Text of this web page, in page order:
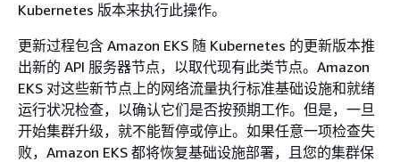
Kubernetes 版本来执行此操作。
更新过程包含 Amazon EKS 随 Kubernetes 的更新版本推
出新的 API 服务器节点，以取代现有此类节点。Amazon
EKS 对这些新节点上的网络流量执行标准基础设施和就绪
运行状况检查，以确认它们是否按预期工作。但是，一旦
开始集群升级，就不能暂停或停止。如果任意一项检查失
败，Amazon EKS 都将恢复基础设施部署，且您的集群保